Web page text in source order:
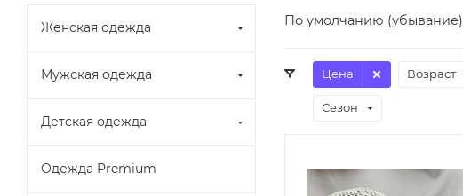
По умолчанию (убывание)
Цена Возраст
Сезон
Женская одежда
Мужская одежда
Детская одежда
Одежда Premium